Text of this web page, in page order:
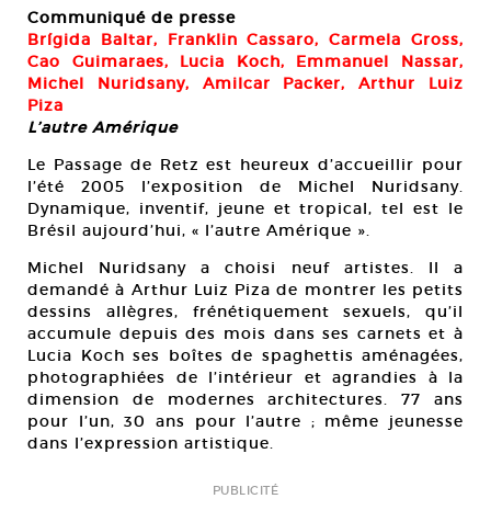
Communiqué de presse
Brígida Baltar, Franklin Cassaro, Carmela Gross,
Cao Guimaraes, Lucia Koch, Emmanuel Nassar,
Michel Nuridsany, Amilcar Packer, Arthur Luiz
Piza
L’autre Amérique
Le Passage de Retz est heureux d’accueillir pour
l’été 2005 l’exposition de Michel Nuridsany.
Dynamique, inventif, jeune et tropical, tel est le
Brésil aujourd’hui, « l’autre Amérique ».
Michel Nuridsany a choisi neuf artistes. Il a
demandé à Arthur Luiz Piza de montrer les petits
dessins allègres, frénétiquement sexuels, qu’il
accumule depuis des mois dans ses carnets et à
Lucia Koch ses boîtes de spaghettis aménagées,
photographiées de l’intérieur et agrandies à la
dimension de modernes architectures. 77 ans
pour l’un, 30 ans pour l’autre ; même jeunesse
dans l’expression artistique.
PUBLICITÉ